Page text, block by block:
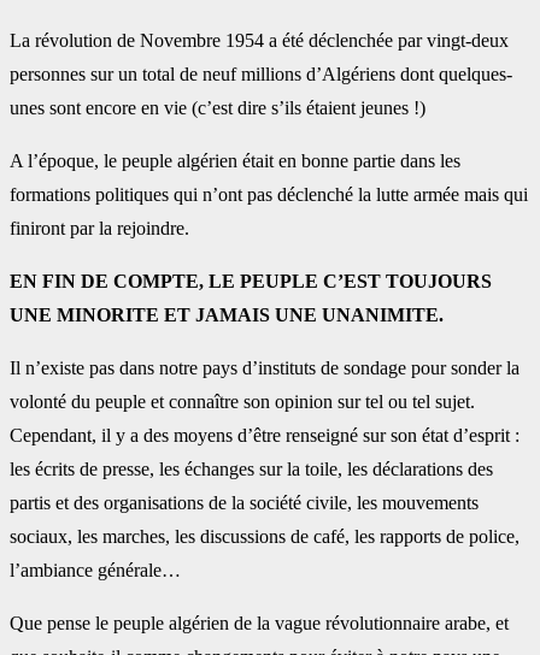
La révolution de Novembre 1954 a été déclenchée par vingt-deux
personnes sur un total de neuf millions d’Algériens dont quelques-
unes sont encore en vie (c’est dire s’ils étaient jeunes !)
A l’époque, le peuple algérien était en bonne partie dans les
formations politiques qui n’ont pas déclenché la lutte armée mais qui
finiront par la rejoindre.
EN FIN DE COMPTE, LE PEUPLE C’EST TOUJOURS
UNE MINORITE ET JAMAIS UNE UNANIMITE.
Il n’existe pas dans notre pays d’instituts de sondage pour sonder la
volonté du peuple et connaître son opinion sur tel ou tel sujet.
Cependant, il y a des moyens d’être renseigné sur son état d’esprit :
les écrits de presse, les échanges sur la toile, les déclarations des
partis et des organisations de la société civile, les mouvements
sociaux, les marches, les discussions de café, les rapports de police,
l’ambiance générale…
Que pense le peuple algérien de la vague révolutionnaire arabe, et